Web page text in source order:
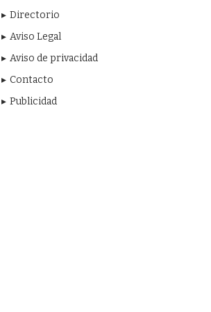
Directorio
Aviso Legal
Aviso de privacidad
Contacto
Publicidad